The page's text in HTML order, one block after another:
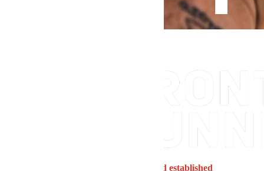
“Born and raised in Africa – trusted and established